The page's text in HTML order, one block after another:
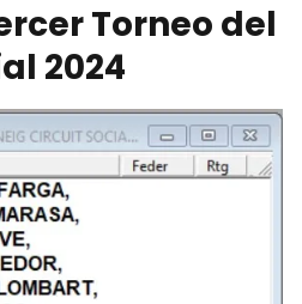
Torneo del
2024